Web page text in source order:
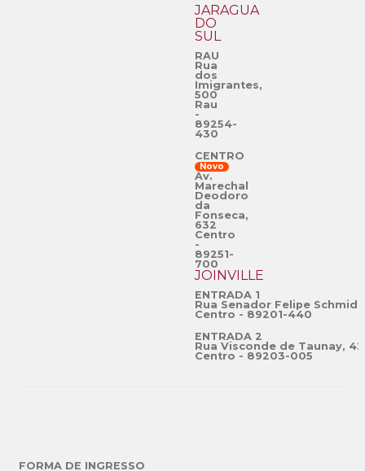
JARAGUÁ
DO
SUL
RAU
Rua
dos
Imigrantes,
500
Rau
-
89254-
430
CENTRO
Novo
Av.
Marechal
Deodoro
da
Fonseca,
632
Centro
-
89251-
700
JOINVILLE
ENTRADA 1
Rua Senador Felipe
Centro - 89201-440
ENTRADA 2
Rua Visconde de Taunay,
Centro - 89203-005
FORMA DE INGRESSO